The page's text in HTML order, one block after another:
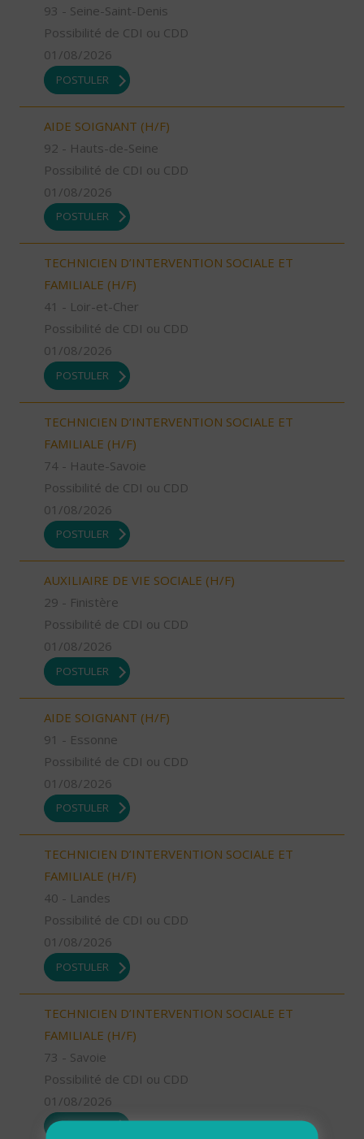
93 - Seine-Saint-Denis
Possibilité de CDI ou CDD
01/08/2026
POSTULER
AIDE SOIGNANT (H/F)
92 - Hauts-de-Seine
Possibilité de CDI ou CDD
01/08/2026
POSTULER
TECHNICIEN D’INTERVENTION SOCIALE ET
FAMILIALE (H/F)
41 - Loir-et-Cher
Possibilité de CDI ou CDD
01/08/2026
POSTULER
TECHNICIEN D’INTERVENTION SOCIALE ET
FAMILIALE (H/F)
74 - Haute-Savoie
Possibilité de CDI ou CDD
01/08/2026
POSTULER
AUXILIAIRE DE VIE SOCIALE (H/F)
29 - Finistère
Possibilité de CDI ou CDD
01/08/2026
POSTULER
AIDE SOIGNANT (H/F)
91 - Essonne
Possibilité de CDI ou CDD
01/08/2026
POSTULER
TECHNICIEN D’INTERVENTION SOCIALE ET
FAMILIALE (H/F)
40 - Landes
Possibilité de CDI ou CDD
01/08/2026
POSTULER
TECHNICIEN D’INTERVENTION SOCIALE ET
FAMILIALE (H/F)
73 - Savoie
Possibilité de CDI ou CDD
01/08/2026
POSTULER